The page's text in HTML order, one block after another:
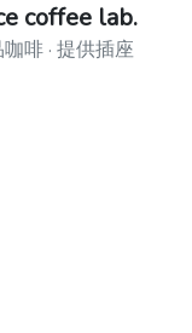
coffee lab.
啡 · 提供插座